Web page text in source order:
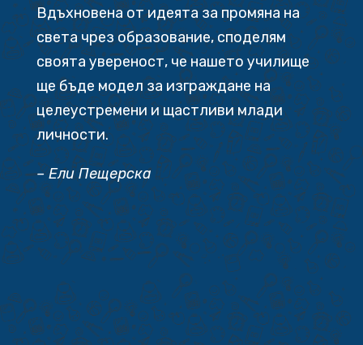
Вдъхновена от идеята за промяна на
света чрез образование, споделям
своята увереност, че нашето училище
ще бъде модел за изграждане на
целеустремени и щастливи млади
личности.
– Ели Пещерска